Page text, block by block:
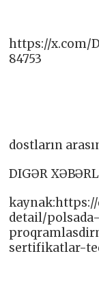
https://x.com/
84753
dostların
DIGƏR
detail/
sertifikatlar-